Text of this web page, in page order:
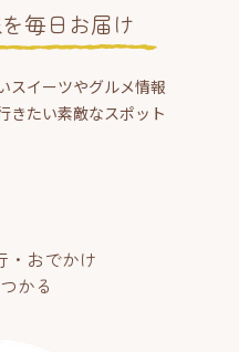
毎日お届け
スイーツやグルメ情報
きたい素敵なスポット
・おでかけ
かる